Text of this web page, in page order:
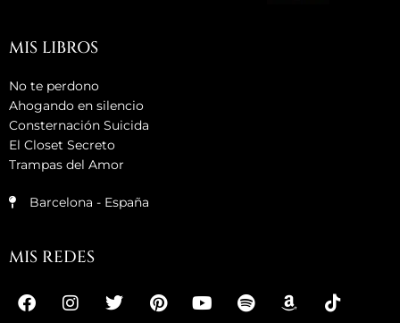
MIS LIBROS
No te perdono
Ahogando en silencio
Consternación Suicida
El Closet Secreto
Trampas del Amor
Barcelona - España
MIS REDES
F
a
I
n
T
w
P
i
Y
o
S
p
A
m
T
i
M
e